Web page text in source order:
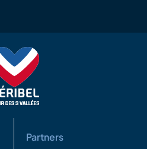
Partners